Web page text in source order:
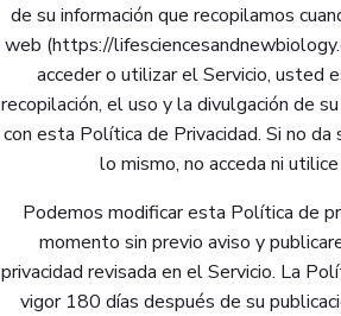
de su información que recopilamos
web (https://
acceder o utilizar el Servicio, usted
recopilación, el uso y la divulgación de
con esta Política de Privacidad. Si no
lo mismo, no acceda ni
Podemos modificar esta Política de
momento sin previo aviso y
privacidad revisada en el Servicio. La
vigor 180 días después de su